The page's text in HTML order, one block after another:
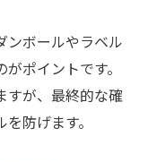
ンボールやラベル
ポイントです。
すが、最終的な確
防げます。